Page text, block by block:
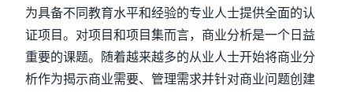
为具备不同教育水平和经验的专业人士提供全面的认
证项目。对项目和项目集而言，商业分析是一个日益
重要的课题。随着越来越多的从业人士开始将商业分
析作为揭示商业需要、管理需求并针对商业问题创建